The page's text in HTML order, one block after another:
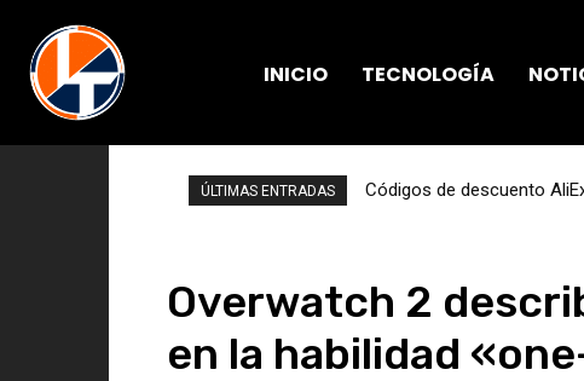
INICIO TECNOLOGÍA
ÚLTIMAS ENTRADAS Códigos de descuento
Overwatch 2
en la habilidad